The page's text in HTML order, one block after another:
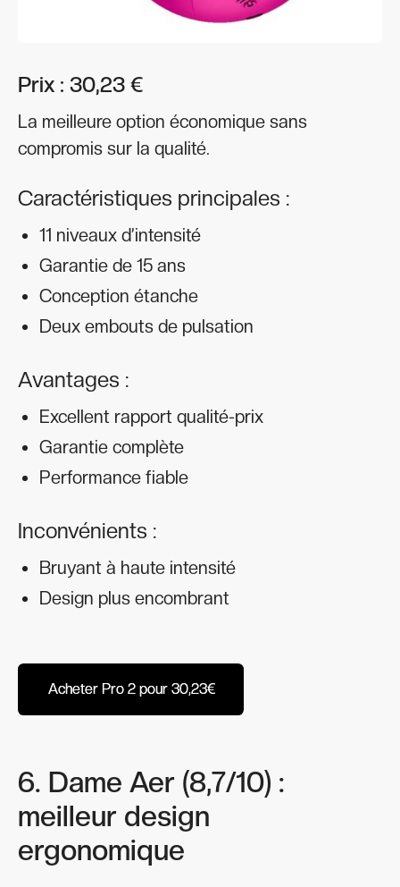
Prix : 30,23 €
La meilleure option économique sans
compromis sur la qualité.
Caractéristiques principales :
11 niveaux d’intensité
Garantie de 15 ans
Conception étanche
Deux embouts de pulsation
Avantages :
Excellent rapport qualité-prix
Garantie complète
Performance fiable
Inconvénients :
Bruyant à haute intensité
Design plus encombrant
Acheter Pro 2 pour 30,23€
Acheter Pro 2 pour 30,23€
6. Dame Aer (8,7/10) :
meilleur design
ergonomique